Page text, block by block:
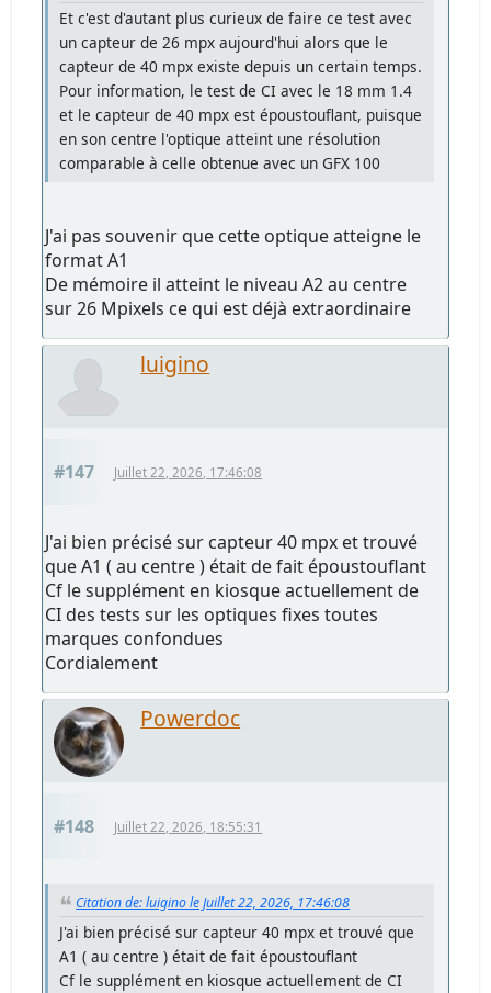
Et c'est d'autant plus curieux de faire ce test avec
un capteur de 26 mpx aujourd'hui alors que le
capteur de 40 mpx existe depuis un certain temps.
Pour information, le test de CI avec le 18 mm 1.4
et le capteur de 40 mpx est époustouflant, puisque
en son centre l'optique atteint une résolution
comparable à celle obtenue avec un GFX 100
J'ai pas souvenir que cette optique atteigne le
format A1
De mémoire il atteint le niveau A2 au centre
sur 26 Mpixels ce qui est déjà extraordinaire
luigino
#147 Juillet 22, 2026, 17:46:08
J'ai bien précisé sur capteur 40 mpx et trouvé
que A1 ( au centre ) était de fait époustouflant
Cf le supplément en kiosque actuellement de
CI des tests sur les optiques fixes toutes
marques confondues
Cordialement
Powerdoc
#148 Juillet 22, 2026, 18:55:31
Citation de: luigino le Juillet 22, 2026, 17:46:08
J'ai bien précisé sur capteur 40 mpx et trouvé que
A1 ( au centre ) était de fait époustouflant
Cf le supplément en kiosque actuellement de CI